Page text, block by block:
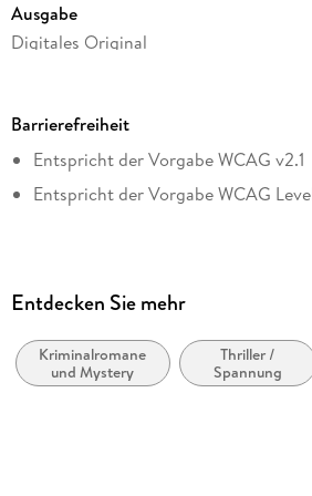
Ausgabe
Digitales Original
Dateigröße
0,71 MB
Reihe
David Baldacci
Grand Central Publishing
Kopierschutz
Barrierefreiheit
Entspricht der Vorgabe WCAG v2.1
Entspricht der Vorgabe WCAG
Entdecken Sie mehr
Kriminalromane
und Mystery
Thriller /
Spannung